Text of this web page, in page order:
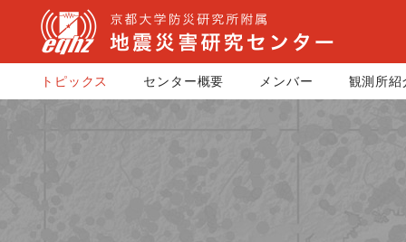
トピックス センター概要 メンバー 観測所紹